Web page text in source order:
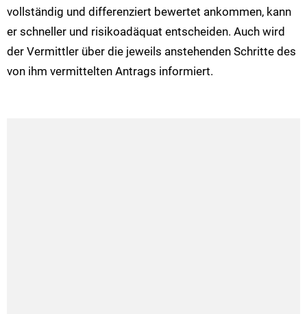
vollständig und differenziert bewertet ankommen, kann
er schneller und risikoadäquat entscheiden. Auch wird
der Vermittler über die jeweils anstehenden Schritte des
von ihm vermittelten Antrags informiert.